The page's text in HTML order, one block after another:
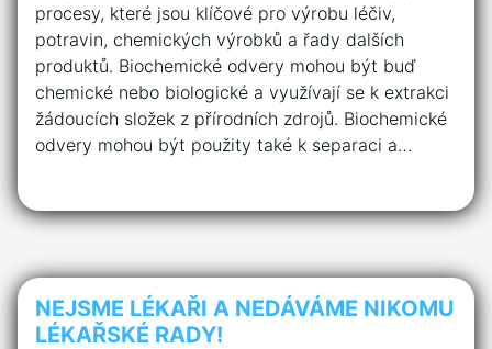
procesy, které jsou klíčové pro výrobu léčiv,
potravin, chemických výrobků a řady dalších
produktů. Biochemické odvery mohou být buď
chemické nebo biologické a využívají se k extrakci
žádoucích složek z přírodních zdrojů. Biochemické
odvery mohou být použity také k separaci a…
NEJSME LÉKAŘI A NEDÁVÁME NIKOMU
LÉKAŘSKÉ RADY!